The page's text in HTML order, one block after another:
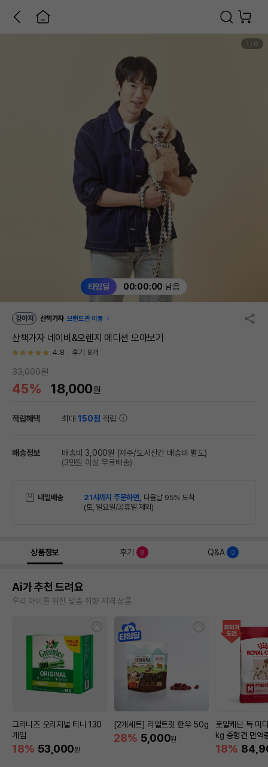
타임딜 00:00:00 남음
1 / 6
강아지 산책가자 브랜드관 이동
산책가자 네이비&오렌지 에디션 모아보기
4.8 후기 8개
33,000원
45% 18,000원
적립혜택 최대150점 적립
배송정보 배송비 3,000원 (제주/도서산간 배송비 별도)
(3만원 이상 무료배송)
내일배송 21시까지 주문하면, 다음날 95% 도착
(토, 일요일/공휴일 제외)
상품정보 후기 8 Q&A 0
Ai가 추천 드려요
우리 아이를 위한 맞춤 취향 저격 상품
그리니즈 오리지널 티니 130
개입
18% 53,000원
[2개세트] 리얼트릿 한우 50g
28% 5,000원
로얄캐닌 독 미
kg 중형견 면역
18%